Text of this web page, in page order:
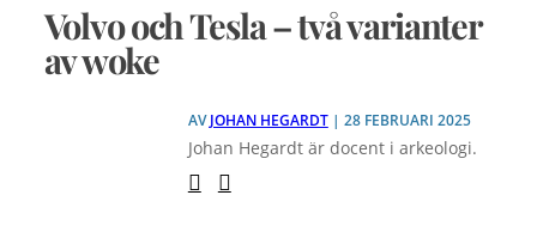
Volvo och Tesla – två varianter
av woke
AVJOHAN HEGARDT| 28 FEBRUARI 2025
Johan Hegardt är docent i arkeologi.